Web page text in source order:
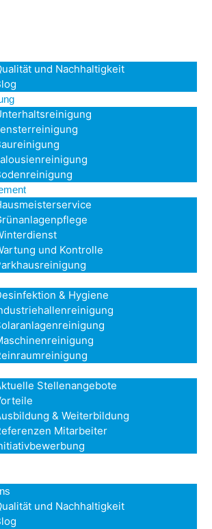
und Nachhaltigkeit
und Kontrolle
& Hygiene
Stellenangebote
& Weiterbildung
Mitarbeiter
und Nachhaltigkeit